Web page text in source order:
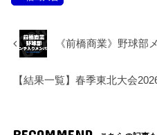
《前橋商業》野球部
【結果一覧】春季東北大会